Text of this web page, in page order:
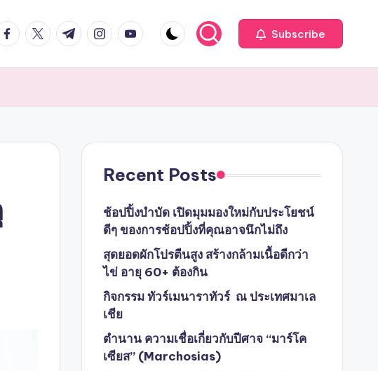
twitter.com
t.me instagram.com
youtube.com Subscribe
Recent Posts
ช้อปปิ้งบำบัด เปิดมุมมองใหม่กับประโยชน์
ดีๆ ของการช้อปปิ้งที่คุณอาจนึกไม่ถึง
สุดยอดผักโปรตีนสูง สร้างกล้ามเนื้อดีกว่า
ไข่ อายุ 60+ ต้องกิน
กิจกรรม ทัวร์เมนาราทัวร์ ณ ประเทศมาเล
เชีย
ตำนาน ความเชื่อเกี่ยวกับปีศาจ “มาร์โค
เซียส” (Marchosias)